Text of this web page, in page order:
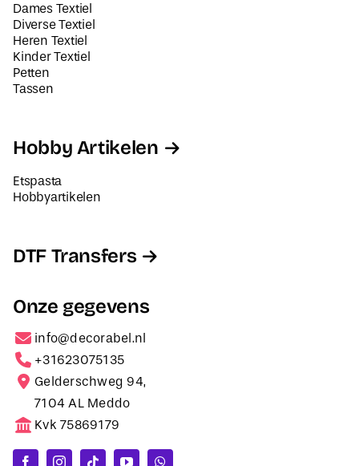
Dames Textiel
Diverse Textiel
Heren Textiel
Kinder Textiel
Petten
Tassen
Hobby Artikelen
Etspasta
Hobbyartikelen
DTF Transfers
Onze gegevens
info@decorabel.nl
+31623075135
Gelderschweg 94,
7104 AL Meddo
Kvk 75869179